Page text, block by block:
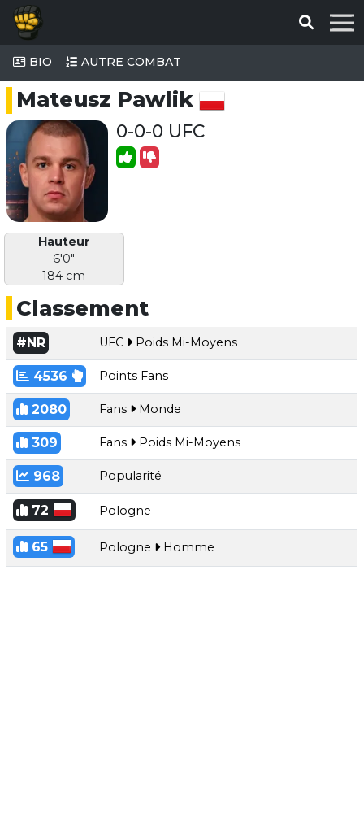
BIO AUTRE COMBAT
Mateusz Pawlik
0-0-0 UFC
Hauteur
6'0"
184 cm
Classement
#NR UFC Poids Mi-Moyens
4536 Points Fans
2080 Fans Monde
309 Fans Poids Mi-Moyens
968 Popularité
72 Pologne
65 Pologne Homme